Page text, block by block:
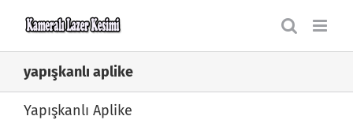
yapışkanlı aplike
Yapışkanlı Aplike